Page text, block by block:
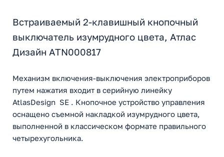
Встраиваемый 2-клавишный кнопочный
выключатель изумрудного цвета, Атлас
Дизайн ATN000817
Механизм включения-выключения электроприборов
путем нажатия входит в серийную линейку
AtlasDesign SE . Кнопочное устройство управления
оснащено съемной накладкой изумрудного цвета,
выполненной в классическом формате правильного
четырехугольника.